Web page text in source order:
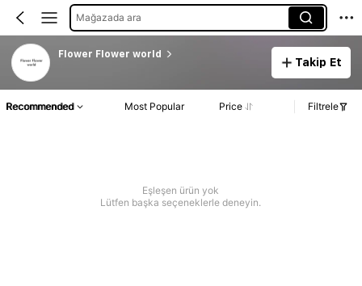
Mağazada ara
Flower Flower world
Takip Et
Recommended Most Popular Price Filtrele
Eşleşen ürün yok
Lütfen başka seçeneklerle deneyin.